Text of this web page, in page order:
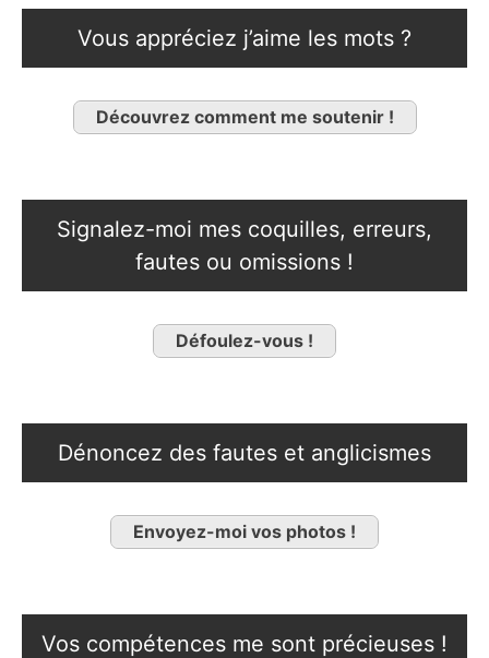
Vous appréciez j’aime les mots ?
Découvrez comment me soutenir !
Signalez-moi mes coquilles, erreurs,
fautes ou omissions !
Défoulez-vous !
Dénoncez des fautes et anglicismes
Envoyez-moi vos photos !
Vos compétences me sont précieuses !